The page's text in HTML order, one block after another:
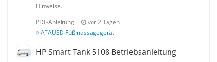
Hinweise.
PDF-Anleitung
vor 2 Tagen
ATAUSD Fußmassagegerät
HP Smart Tank 5108 Betriebsanleitung